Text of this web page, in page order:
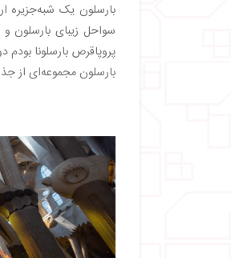
بارسلون یک شبه‌جزیره
سواحل زیبای بارسلون
پروپاقرص بارسلونا
بارسلون مجموعه‌ای از